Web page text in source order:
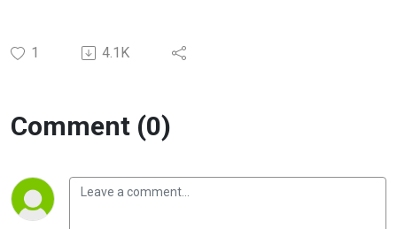
1 4.1K
Comment (0)